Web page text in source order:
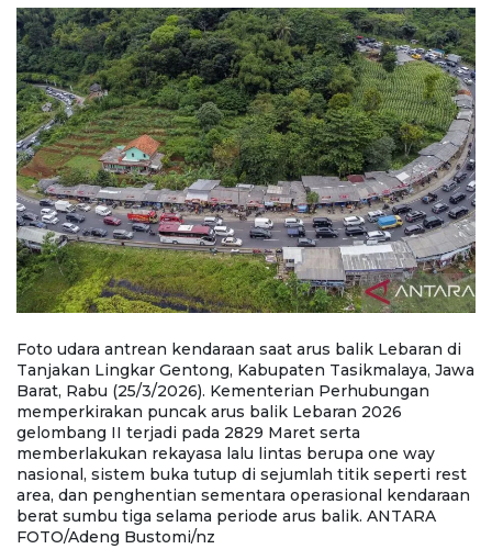
Foto udara antrean kendaraan saat arus balik Lebaran di
Tanjakan Lingkar Gentong, Kabupaten Tasikmalaya, Jawa
Barat, Rabu (25/3/2026). Kementerian Perhubungan
memperkirakan puncak arus balik Lebaran 2026
gelombang II terjadi pada 2829 Maret serta
memberlakukan rekayasa lalu lintas berupa one way
nasional, sistem buka tutup di sejumlah titik seperti rest
area, dan penghentian sementara operasional kendaraan
berat sumbu tiga selama periode arus balik. ANTARA
FOTO/Adeng Bustomi/nz